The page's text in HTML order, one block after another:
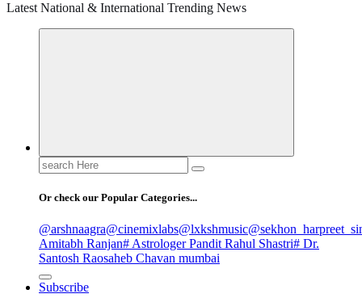
Latest National & International Trending News
Search
for:
Or check our Popular Categories...
@arshnaagra@cinemixlabs@lxkshmusic
Amitabh Ranjan# Astrologer Pandit Rahul Shastri# Dr.
Santosh Raosaheb Chavan mumbai
Subscribe